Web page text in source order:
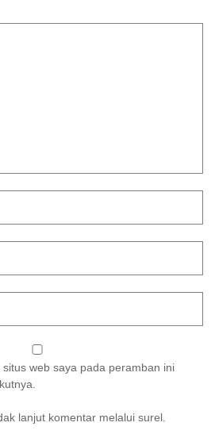
web saya pada peramban ini
lanjut komentar melalui surel.